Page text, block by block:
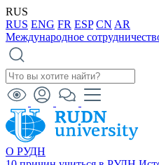
RUS
RUS ENG FR ESP CN AR
Международное
О РУДН